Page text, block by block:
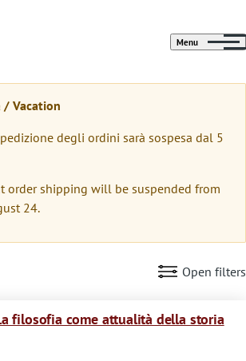
Menu
/ Vacation
degli ordini sarà sospesa dal 5
order shipping will be suspended from
24.
Open filters
filosofia come attualità della storia